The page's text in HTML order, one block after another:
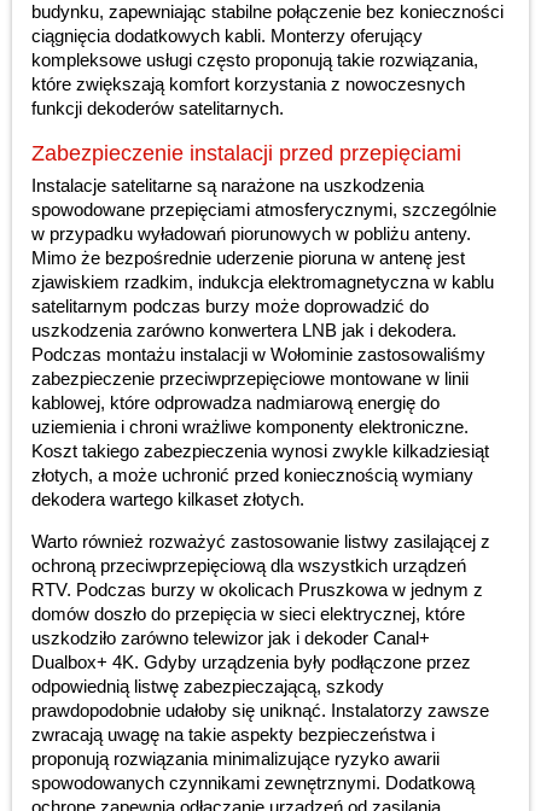
budynku, zapewniając stabilne połączenie bez konieczności
ciągnięcia dodatkowych kabli. Monterzy oferujący
kompleksowe usługi często proponują takie rozwiązania,
które zwiększają komfort korzystania z nowoczesnych
funkcji dekoderów satelitarnych.
Zabezpieczenie instalacji przed przepięciami
Instalacje satelitarne są narażone na uszkodzenia
spowodowane przepięciami atmosferycznymi, szczególnie
w przypadku wyładowań piorunowych w pobliżu anteny.
Mimo że bezpośrednie uderzenie pioruna w antenę jest
zjawiskiem rzadkim, indukcja elektromagnetyczna w kablu
satelitarnym podczas burzy może doprowadzić do
uszkodzenia zarówno konwertera LNB jak i dekodera.
Podczas montażu instalacji w Wołominie zastosowaliśmy
zabezpieczenie przeciwprzepięciowe montowane w linii
kablowej, które odprowadza nadmiarową energię do
uziemienia i chroni wrażliwe komponenty elektroniczne.
Koszt takiego zabezpieczenia wynosi zwykle kilkadziesiąt
złotych, a może uchronić przed koniecznością wymiany
dekodera wartego kilkaset złotych.
Warto również rozważyć zastosowanie listwy zasilającej z
ochroną przeciwprzepięciową dla wszystkich urządzeń
RTV. Podczas burzy w okolicach Pruszkowa w jednym z
domów doszło do przepięcia w sieci elektrycznej, które
uszkodziło zarówno telewizor jak i dekoder Canal+
Dualbox+ 4K. Gdyby urządzenia były podłączone przez
odpowiednią listwę zabezpieczającą, szkody
prawdopodobnie udałoby się uniknąć. Instalatorzy zawsze
zwracają uwagę na takie aspekty bezpieczeństwa i
proponują rozwiązania minimalizujące ryzyko awarii
spowodowanych czynnikami zewnętrznymi. Dodatkową
ochronę zapewnia odłączanie urządzeń od zasilania